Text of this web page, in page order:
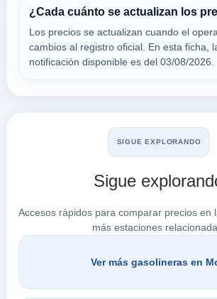
a 5.97 Km
Avenida Castrelos, 524
CASTRO,
¿Cada cuánto se actualizan los
Los precios se actualizan cuando el
cambios al registro oficial. En esta ficha,
notificación disponible es del 03/08/2026.
SIGUE EXPLORANDO
Sigue
Accesos rápidos para comparar precios en
más estaciones
Ver más gasolineras en